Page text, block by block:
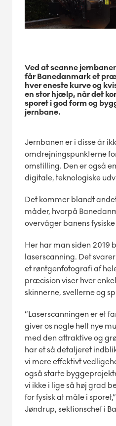
Ved at scanne
får Banedanmark et
hver eneste kurve og
en stor hjælp, når det
sporet i god form og
jernbane.
Jernbanen er i disse år
omdrejningspunkterne
omstilling. Den er også
digitale, teknologiske
Det kommer blandt
måder, hvorpå
overvåger banens
Her har man siden 2019
laserscanning. Det
et røntgenfotografi af
præcision viser hver
skinnerne, svellerne og
”Laserscanningen er et
giver os nogle helt nye
med den attraktive og
har et så detaljeret
vi mere effektivt
også starte
vi ikke i lige så høj grad
for fysisk at måle i
Jøndrup, sektionschef i